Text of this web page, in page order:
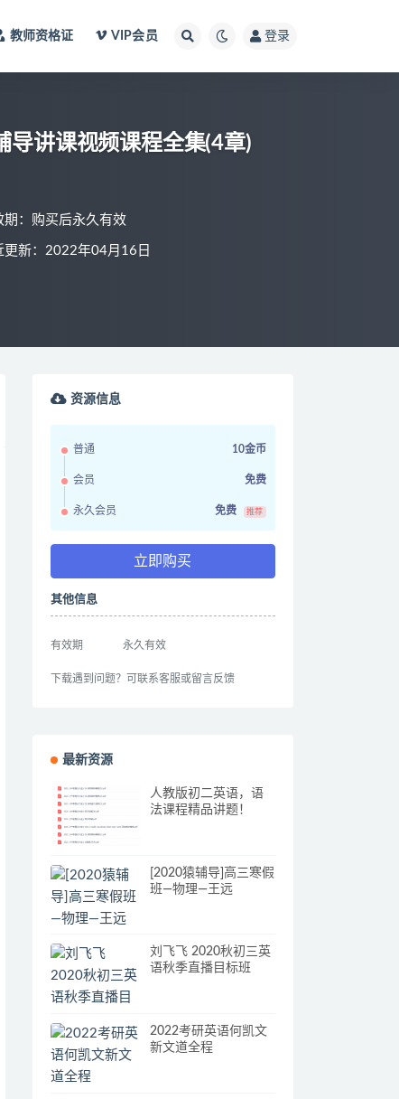
教师资格证 VIP会员 登录
导讲课视频课程全集(4章)
期：购买后永久有效
更新：2022年04月16日
资源信息
普通 10金币
会员 免费
永久会员 免费 推荐
立即购买
其他信息
有效期 永久有效
下载遇到问题？可联系客服或留言反馈
最新资源
人教版初二英语，语
法课程精品讲题！
[2020猿辅导]高三寒假
班—物理—王远
刘飞飞 2020秋初三英
语秋季直播目标班
2022考研英语何凯文
新文道全程